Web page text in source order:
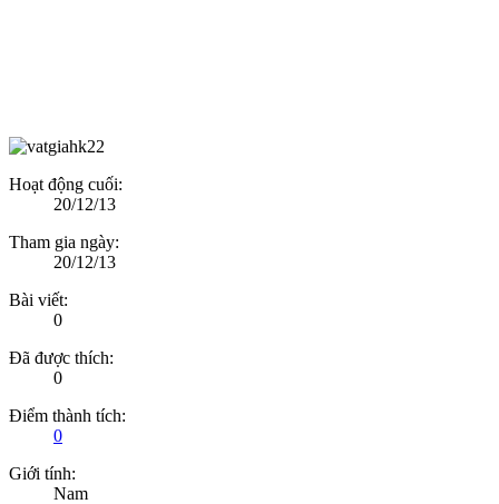
Hoạt động cuối:
20/12/13
Tham gia ngày:
20/12/13
Bài viết:
0
Đã được thích:
0
Điểm thành tích:
0
Giới tính:
Nam